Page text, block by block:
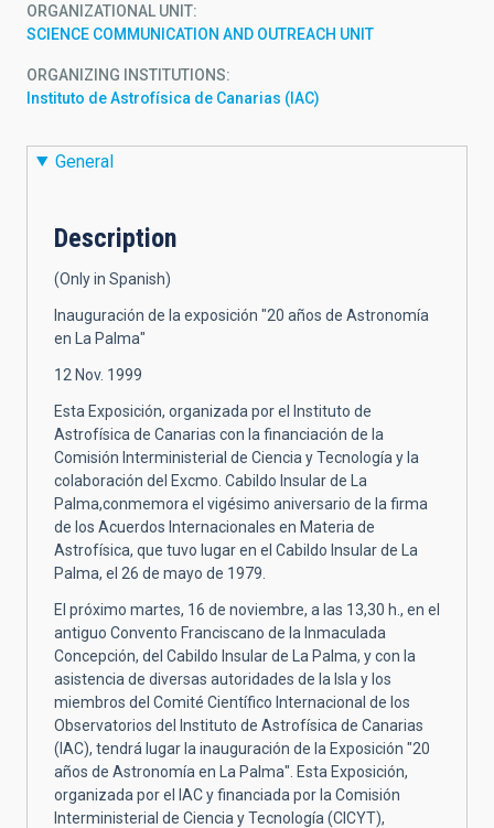
ORGANIZATIONAL UNIT
SCIENCE COMMUNICATION AND OUTREACH UNIT
ORGANIZING INSTITUTIONS
Instituto de Astrofísica de Canarias (IAC)
General
Description
(Only in Spanish)
Inauguración de la exposición "20 años de Astronomía
en La Palma"
12 Nov. 1999
Esta Exposición, organizada por el Instituto de
Astrofísica de Canarias con la financiación de la
Comisión Interministerial de Ciencia y Tecnología y la
colaboración del Excmo. Cabildo Insular de La
Palma,conmemora el vigésimo aniversario de la firma
de los Acuerdos Internacionales en Materia de
Astrofísica, que tuvo lugar en el Cabildo Insular de La
Palma, el 26 de mayo de 1979.
El próximo martes, 16 de noviembre, a las 13,30 h., en el
antiguo Convento Franciscano de la Inmaculada
Concepción, del Cabildo Insular de La Palma, y con la
asistencia de diversas autoridades de la Isla y los
miembros del Comité Científico Internacional de los
Observatorios del Instituto de Astrofísica de Canarias
(IAC), tendrá lugar la inauguración de la Exposición "20
años de Astronomía en La Palma". Esta Exposición,
organizada por el IAC y financiada por la Comisión
Interministerial de Ciencia y Tecnología (CICYT),